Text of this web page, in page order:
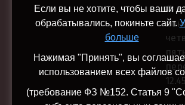
Если вы не хотите, чтобы ваши
обрабатывались, покиньте сайт.
больше
Нажимая "Принять", вы
использованием всех файлов
(требование ФЗ №152. Статья 9
12.45